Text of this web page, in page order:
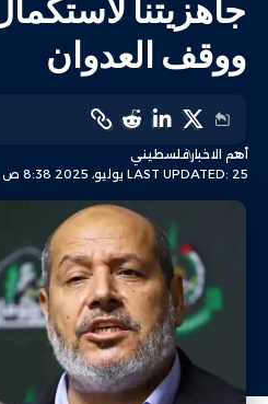
جاهزيتنا
ووقف العدوان
LAST UPDATED: 25 يوليو، 2025 8:38 ص
أهم الاخبارفلسطيني